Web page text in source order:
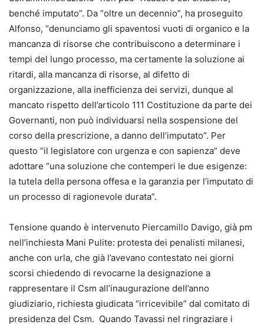
benché imputato”. Da “oltre un decennio”, ha proseguito
Alfonso, “denunciamo gli spaventosi vuoti di organico e la
mancanza di risorse che contribuiscono a determinare i
tempi del lungo processo, ma certamente la soluzione ai
ritardi, alla mancanza di risorse, al difetto di
organizzazione, alla inefficienza dei servizi, dunque al
mancato rispetto dell’articolo 111 Costituzione da parte dei
Governanti, non può individuarsi nella sospensione del
corso della prescrizione, a danno dell’imputato”. Per
questo “il legislatore con urgenza e con sapienza” deve
adottare “una soluzione che contemperi le due esigenze:
la tutela della persona offesa e la garanzia per l’imputato di
un processo di ragionevole durata”.
Tensione quando è intervenuto Piercamillo Davigo, già pm
nell’inchiesta Mani Pulite: protesta dei penalisti milanesi,
anche con urla, che già l’avevano contestato nei giorni
scorsi chiedendo di revocarne la designazione a
rappresentare il Csm all’inaugurazione dell’anno
giudiziario, richiesta giudicata “irricevibile” dal comitato di
presidenza del Csm. Quando Tavassi nel ringraziare i